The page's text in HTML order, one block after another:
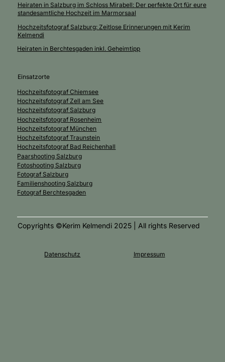
Einsatzorte
Hochzeitsfotograf Chiemsee
Hochzeitsfotograf Zell am See
Hochzeitsfotograf Salzburg
Hochzeitsfotograf Rosenheim
Hochzeitsfotograf München
Hochzeitsfotograf Traunstein
Hochzeitsfotograf Bad Reichenhall
Paarshooting Salzburg
Fotoshooting Salzburg
Fotograf Salzburg
Familienshooting Salzburg
Fotograf Berchtesgaden
Heiraten in Salzburg im Schloss Mirabell: Der perfekte Ort für eure
standesamtliche Hochzeit im Marmorsaal
Hochzeitsfotograf Salzburg: Zeitlose Erinnerungen mit Kerim
Kelmendi
Heiraten in Berchtesgaden inkl. Geheimtipp
Copyrights ©Kerim Kelmendi 2025 | All rights Reserved
Datenschutz Impressum